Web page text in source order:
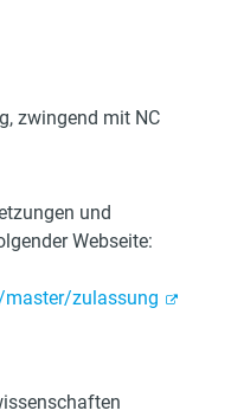
zwingend mit NC
und
Webseite:
zulassung